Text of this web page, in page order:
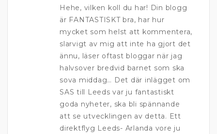
Hehe, vilken koll du har! Din blogg
är FANTASTISKT bra, har hur
mycket som helst att kommentera,
slarvigt av mig att inte ha gjort det
ännu, läser oftast bloggar när jag
halvsover bredvid barnet som ska
sova middag… Det där inlägget om
SAS till Leeds var ju fantastiskt
goda nyheter, ska bli spännande
att se utvecklingen av detta. Ett
direktflyg Leeds- Arlanda vore ju